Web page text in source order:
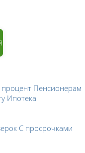
Пенсионерам
Ипотека
С просрочками